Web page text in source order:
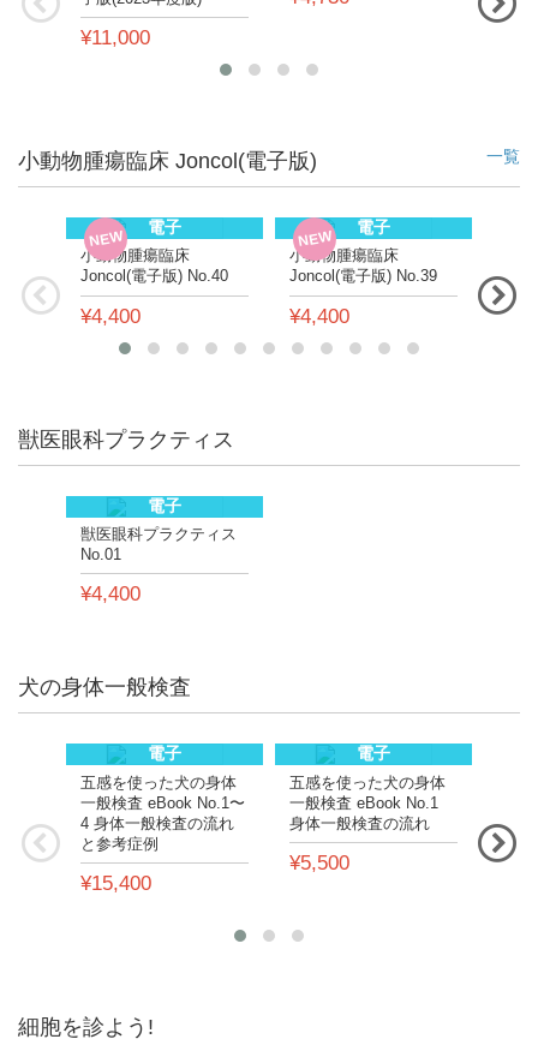
¥11,000
小動物腫瘍臨床 Joncol(電子版) 一覧
NEW
電子
小動物腫瘍臨床
Joncol(電子版) No.40
¥4,400
NEW
電子
小動物腫瘍臨床
Joncol(電子版) No.39
¥4,400
獣医眼科プラクティス
電子
獣医眼科プラクティス
No.01
¥4,400
犬の身体一般検査
電子
五感を使った犬の身体
一般検査 eBook No.1〜
4 身体一般検査の流れ
と参考症例
¥15,400
電子
五感を使った犬の身体
一般検査 eBook No.1
身体一般検査の流れ
¥5,500
参考
表・
の異
細胞を診よう!